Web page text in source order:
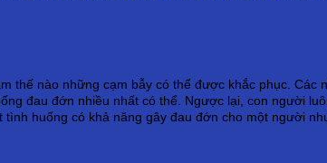
thế nào những cạm bẫy có thể được khắc phục.
đau đớn nhiều nhất có thể. Ngược lại, con người
huống có khả năng gây đau đớn cho một người